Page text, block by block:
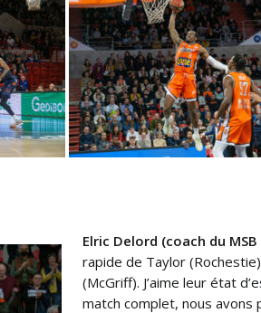
Elric Delord (coach du MSB
rapide de Taylor
(McGriff). J’aime leur état
match complet, nous